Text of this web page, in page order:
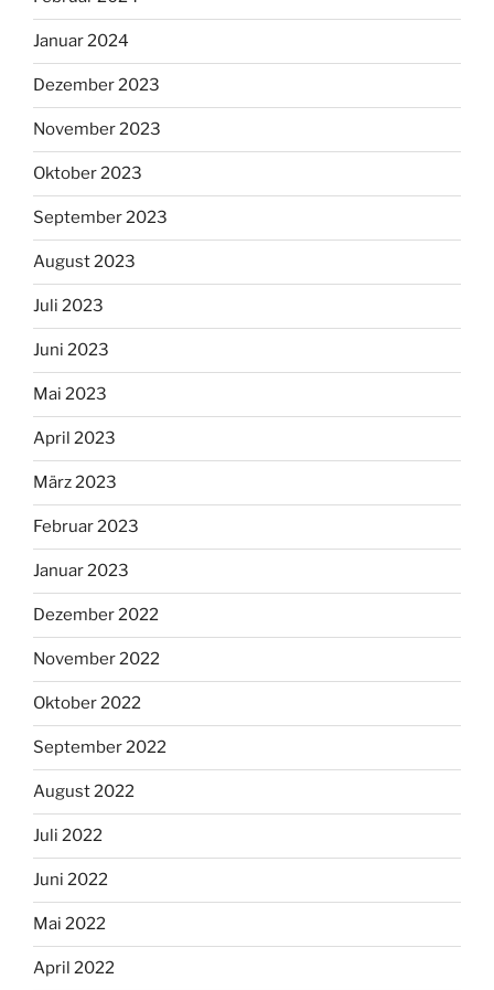
Januar 2024
Dezember 2023
November 2023
Oktober 2023
September 2023
August 2023
Juli 2023
Juni 2023
Mai 2023
April 2023
März 2023
Februar 2023
Januar 2023
Dezember 2022
November 2022
Oktober 2022
September 2022
August 2022
Juli 2022
Juni 2022
Mai 2022
April 2022